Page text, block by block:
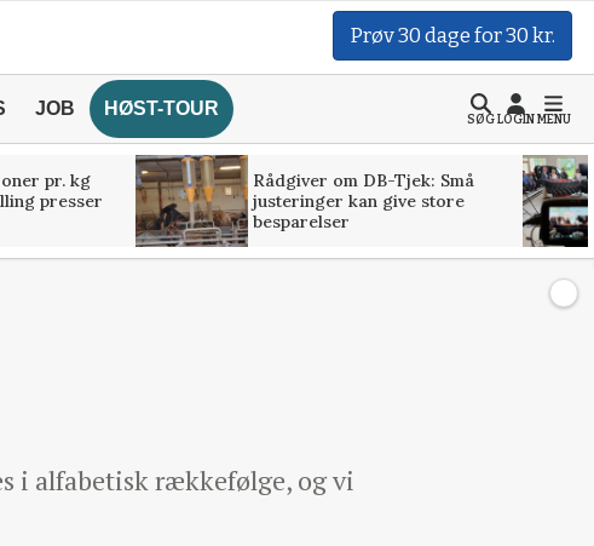
Prøv 30 dage for 30 kr.
JOB HØST-TOUR
SØGLOGINMENU
pr. kg
presser
Rådgiver om DB-Tjek: Små
justeringer kan give store
besparelser
i alfabetisk rækkefølge, og vi